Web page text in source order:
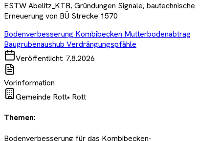
ESTW Abelitz_KTB, Gründungen Signale, bautechnische
Erneuerung von BÜ Strecke 1570
Bodenverbesserung Kombibecken Mutterbodenabtrag
Baugrubenaushub Verdrängungspfähle
Veröffentlicht: 7.8.2026
Vorinformation
Gemeinde Rott• Rott
Themen:
Bodenverbesserung für das Kombibecken-